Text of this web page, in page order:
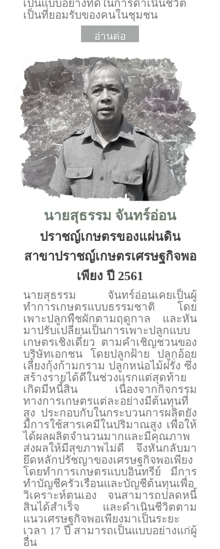
เป็นแบบอย่างที่ดีในการดำเนินชีวิต
เป็นที่ยอมรับของคนในชุมชน
อ่านต่อ
More
นายสุธรรม จันทร์อ่อน
ปราชญ์เกษตรของแผ่นดิน
สาขาปราชญ์เกษตรเศรษฐกิจพอ
เพียง ปี 2561
นายสุธรรม จันทร์อ่อนเคยเป็นผู้
ทำการเกษตรแบบธรรมชาติ โดย
เพาะปลูกพืชผักตามฤดูกาล และหัน
มาปรับเปลี่ยนเป็นการเพาะปลูกแบบ
เกษตรเชิงเดี่ยว ตามคำเชิญชวนของ
บริษัทเอกชน โดยปลูกฝ้าย ปลูกอ้อย
เลี้ยงกุ้งก้ามกราม ปลูกหน่อไม้ฝรั่ง ซึ่ง
สร้างรายได้ดีในช่วงแรกแต่สุดท้าย
เกิดมีหนี้สิน เนื่องจากกิจกรรม
ทางการเกษตรแต่ละอย่างมีต้นทุนที่
สูง ประกอบกับในกระบวนการผลิตยัง
มีการใช้สารเคมีในปริมาณสูง เพื่อให้
ได้ผลผลิตจำนวนมากและมีคุณภาพ
ส่งผลให้มีสุขภาพไม่ดี จึงหันกลับมา
ยึดหลักปรัชญาของเศรษฐกิจพอเพียง
โดยทำการเกษตรแบบอินทรีย์ มีการ
ทำบัญชีครัวเรือนและบัญชีต้นทุนเพื่อ
วิเคราะห์ตนเอง จนสามารถปลดหนี้
สินได้สำเร็จ และดำเนินชีวิตตาม
แนวเศรษฐกิจพอเพียงมาเป็นระยะ
เวลา 17 ปี สามารถเป็นแบบอย่างแก่ผู้
อื่น